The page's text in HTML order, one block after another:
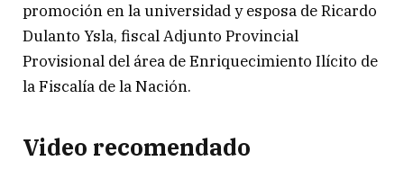
promoción en la universidad y esposa de Ricardo
Dulanto Ysla, fiscal Adjunto Provincial
Provisional del área de Enriquecimiento Ilícito de
la Fiscalía de la Nación.
Video recomendado